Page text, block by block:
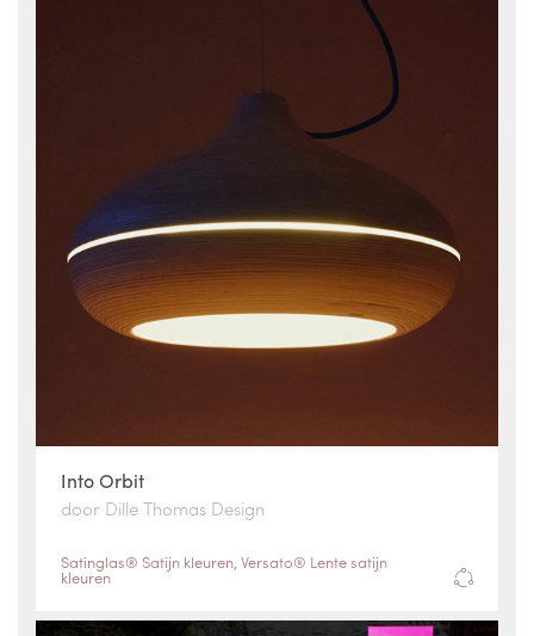
Into Orbit
door Dille Thomas Design
Satinglas® Satijn kleuren, Versato® Lente satijn
kleuren